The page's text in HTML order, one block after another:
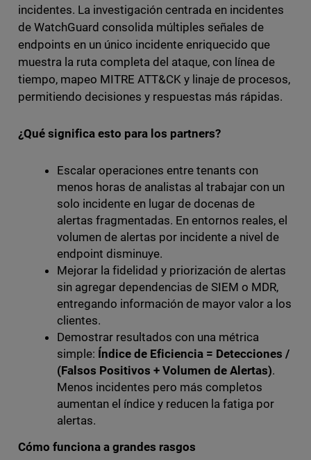
incidentes. La investigación centrada en incidentes
de WatchGuard consolida múltiples señales de
endpoints en un único incidente enriquecido que
muestra la ruta completa del ataque, con línea de
tiempo, mapeo MITRE ATT&CK y linaje de procesos,
permitiendo decisiones y respuestas más rápidas.
¿Qué significa esto para los partners?
Escalar operaciones entre tenants con
menos horas de analistas al trabajar con un
solo incidente en lugar de docenas de
alertas fragmentadas. En entornos reales, el
volumen de alertas por incidente a nivel de
endpoint disminuye.
Mejorar la fidelidad y priorización de alertas
sin agregar dependencias de SIEM o MDR,
entregando información de mayor valor a los
clientes.
Demostrar resultados con una métrica
simple: Índice de Eficiencia = Detecciones /
(Falsos Positivos + Volumen de Alertas).
Menos incidentes pero más completos
aumentan el índice y reducen la fatiga por
alertas.
Cómo funciona a grandes rasgos